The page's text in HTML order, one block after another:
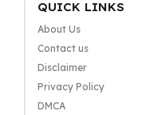
QUICK LINKS
About Us
Contact us
Disclaimer
Privacy Policy
DMCA